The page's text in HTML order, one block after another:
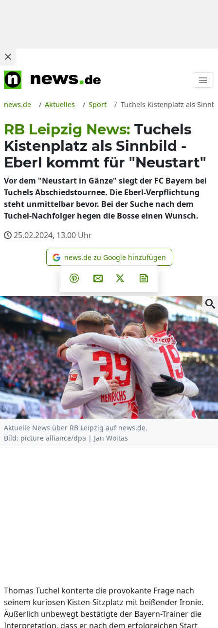
news.de Aktuelles Sport Tuchels Kistenplatz als
RB Leipzig News: Tuchels
Kistenplatz als Sinnbild -
Eberl kommt für "Neustart"
Vor dem "Neustart in Gänze" siegt der FC Bayern bei
Tuchels Abschiedstournee. Die Eberl-Verpflichtung
steht unmittelbar bevor. Bei der Suche nach dem
Tuchel-Nachfolger hegen die Bosse einen Wunsch.
25.02.2024, 13.00 Uhr
news.de zu Google
news.de zu Google hinzufügen
Teilen auf Facebook
Teilen auf Whatsapp
Teilen auf Telegram
Teilen auf Pinterest
Per E-Mail teilen
Post auf X
Aktuelle News über RB Leipzig auf news.de.
Bild: picture alliance/dpa | Jan Woitas
Thomas Tuchel konterte die provokante Frage nach
seinem kuriosen Kisten-Sitzplatz mit beißender Ironie.
Äußerlich unbewegt bestätigte der Bayern-Trainer die
Interpretation, dass er nach dem erfolgreichen Start